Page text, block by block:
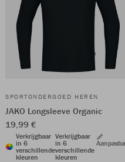
SPORTONDERGOED HEREN
JAKO Longsleeve Organic
19,99 €
Verkrijgbaar
in 6
verschillende
kleuren
Verkrijgbaar
in 6
verschillende
kleuren